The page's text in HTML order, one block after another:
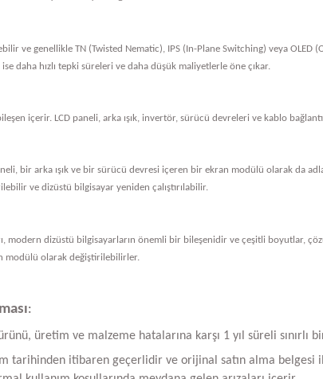
ve genellikle TN (Twisted Nematic), IPS (In-Plane Switching) veya
daha hızlı tepki süreleri ve daha düşük maliyetlerle öne çıkar.
içerir. LCD paneli, arka ışık, invertör, sürücü devreleri ve kablo
bir arka ışık ve bir sürücü devresi içeren bir ekran modülü olarak da
ve dizüstü bilgisayar yeniden çalıştırılabilir.
modern dizüstü bilgisayarların önemli bir bileşenidir ve çeşitli boyutlar,
modülü olarak değiştirilebilirler.
:
üretim ve malzeme hatalarına karşı 1 yıl süreli sınırlı
tarihinden itibaren geçerlidir ve orijinal satın alma